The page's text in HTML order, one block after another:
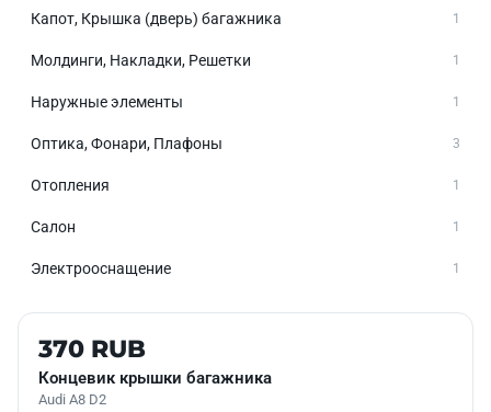
Капот, Крышка (дверь) багажника 1
Молдинги, Накладки, Решетки 1
Наружные элементы 1
Оптика, Фонари, Плафоны 3
Отопления 1
Салон 1
Электрооснащение 1
Б/У В НАЛИЧИИ
370 RUB
Концевик крышки багажника
Audi A8 D2